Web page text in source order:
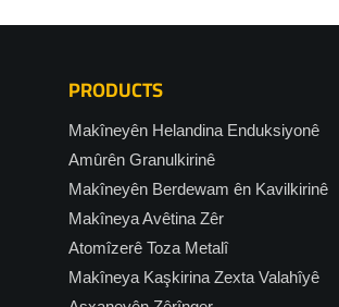
PRODUCTS
Makîneyên Helandina Enduksiyonê
Amûrên Granulkirinê
Makîneyên Berdewam ên Kavilkirinê
Makîneya Avêtina Zêr
Atomîzerê Toza Metalî
Makîneya Kaşkirina Zexta Valahîyê